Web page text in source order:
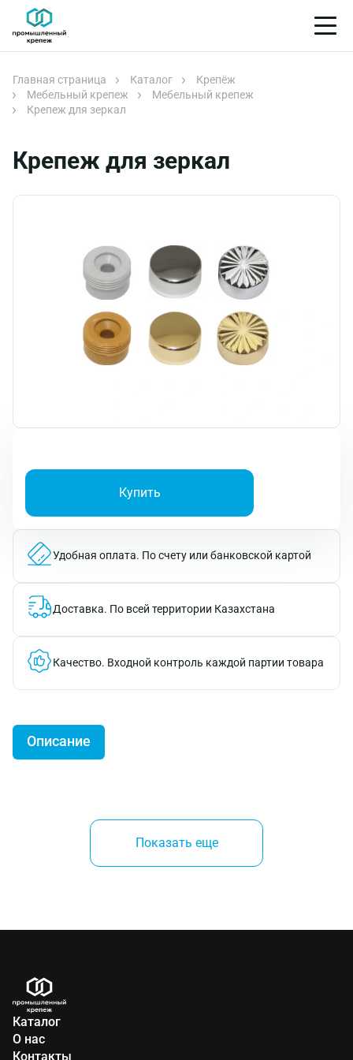
Главная страница Каталог
Крепёж
Мебельный крепеж
Мебельный крепеж
Крепеж для зеркал
Крепеж для зеркал
Купить
Удобная оплата. По счету или банковской картой
Доставка. По всей территории Казахстана
Качество. Входной контроль каждой партии товара
Описание
Держатели для зеркал состоят из втулки и колпачка
диаметром 18 мм. Круглые держатели втулки
обхватывают зеркало сверху и снизу, плотно
серебристого). Данное покрытие имеет очень
спиртосодержащим веществам, кремам, моющим
средствам и истиранию.
Показать еще
Каталог
О нас
Контакты